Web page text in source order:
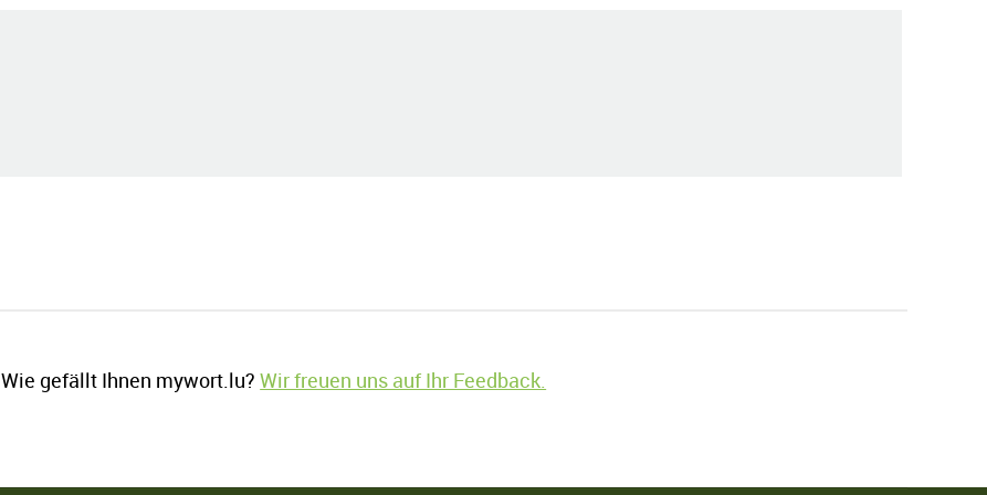
Wie gefällt Ihnen mywort.lu?Wir freuen uns auf Ihr Feedback.